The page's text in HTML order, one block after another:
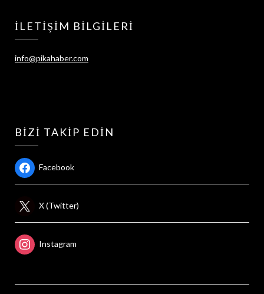
İLETIŞIM BILGILERI
info@pikahaber.com
BIZI TAKIP EDIN
Facebook
X (Twitter)
Instagram